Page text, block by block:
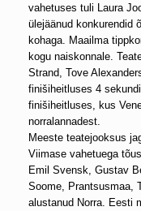
vahetuses tuli Laura
ülejäänud konkurendid
kohaga. Maailma
kogu naiskonnale.
Strand, Tove
finišiheitluses 4
finišiheitluses, kus
norralannadest.
Meeste teatejooksus
Viimase vahetuega
Emil Svensk, Gustav
Soome, Prantsusmaa,
alustanud Norra. Eesti